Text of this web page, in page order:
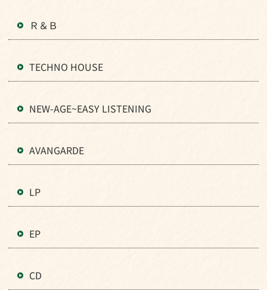
Ｒ＆Ｂ
TECHNO HOUSE
NEW-AGE~EASY LISTENING
AVANGARDE
LP
EP
CD